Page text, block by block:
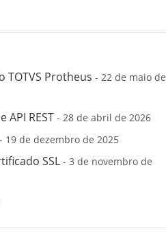
TOTVS Protheus - 22 de maio de
REST - 28 de abril de 2026
- 19 de dezembro de 2025
SSL - 3 de novembro de